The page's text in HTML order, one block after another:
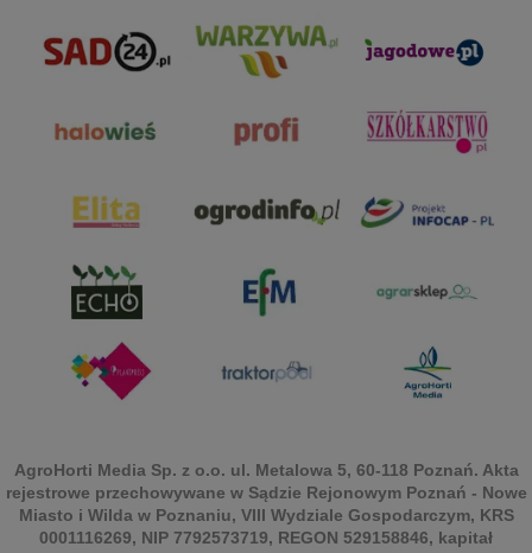
AgroHorti Media Sp. z o.o. ul. Metalowa 5, 60-118 Poznań. Akta
rejestrowe przechowywane w Sądzie Rejonowym Poznań - Nowe
Miasto i Wilda w Poznaniu, VIII Wydziale Gospodarczym, KRS
0001116269, NIP 7792573719, REGON 529158846, kapitał